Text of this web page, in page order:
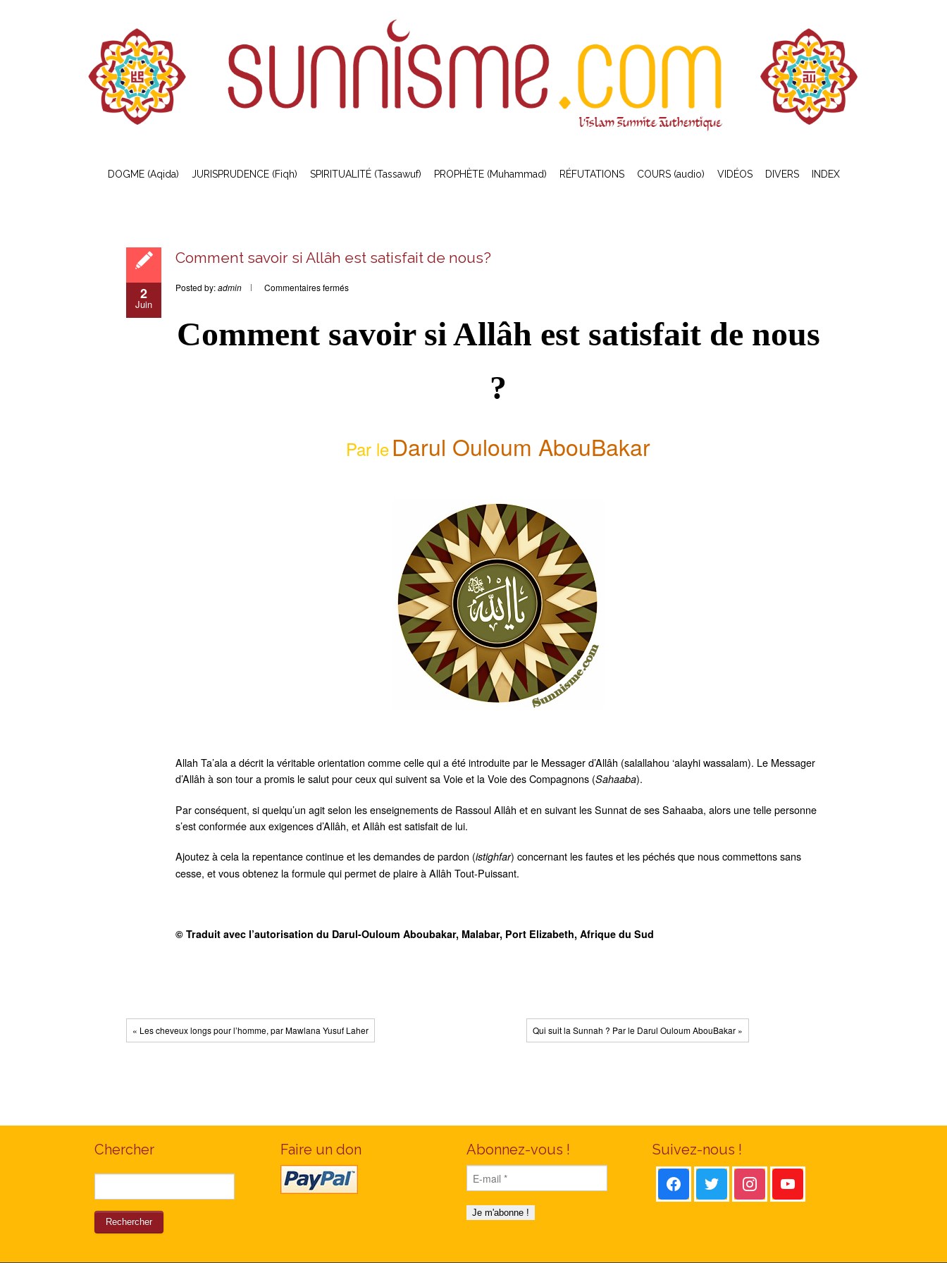
DOGME (Aqida) JURISPRUDENCE (Fiqh) SPIRITUALITÉ (Tassawuf) PROPHÈTE (Muhammad) RÉFUTATIONS COURS (audio) VIDÉOS DIVERS INDEX
2
Juin
Comment savoir si Allâh est satisfait de nous?
Posted by:admin Commentaires ferméssur
est
satisfait
de
Comment savoir si Allâh est satisfait de nous
?
Par leDarul Ouloum AbouBakar
Allah Ta’ala a décrit la véritable orientation comme celle qui a été introduite par le Messager d’Allâh (salallahou ‘alayhi wassalam). Le Messager
d’Allâh à son tour a promis le salut pour ceux qui suivent sa Voie et la Voie des Compagnons (Sahaaba).
Par conséquent, si quelqu’un agit selon les enseignements de Rassoul Allâh et en suivant les Sunnat de ses Sahaaba, alors une telle personne
s’est conformée aux exigences d’Allâh, et Allâh est satisfait de lui.
Ajoutez à cela la repentance continue et les demandes de pardon (istighfar) concernant les fautes et les péchés que nous commettons sans
cesse, et vous obtenez la formule qui permet de plaire à Allâh Tout-Puissant.
© Traduit avec l’autorisation du Darul-Ouloum Aboubakar, Malabar, Port Elizabeth, Afrique du Sud
« Les cheveux longs pour l’homme, par Mawlana Yusuf Laher Qui suit la Sunnah ? Par le Darul Ouloum AbouBakar »
Chercher Faire un don Abonnez-vous ! Suivez-nous !